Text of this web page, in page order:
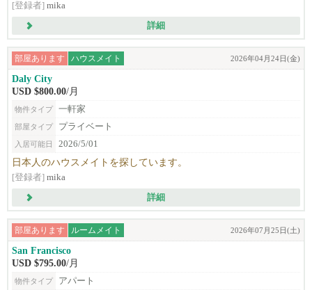
[登録者] mika
詳細
部屋あります ハウスメイト 2026年04月24日(金)
Daly City
USD $800.00/月
物件タイプ 一軒家
部屋タイプ プライベート
入居可能日 2026/5/01
日本人のハウスメイトを探しています。
[登録者] mika
詳細
部屋あります ルームメイト 2026年07月25日(土)
San Francisco
USD $795.00/月
物件タイプ アパート